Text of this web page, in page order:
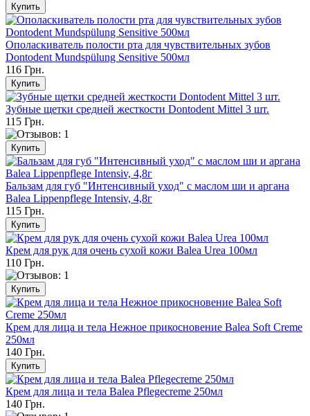
Ополаскиватель полости рта для чувствительных зубов
Dontodent Mundspülung Sensitive 500мл
116 Грн.
Зубные щетки средней жесткости Dontodent Mittel 3 шт.
115 Грн.
Бальзам для губ "Интенсивный уход" с маслом ши и аргана
Balea Lippenpflege Intensiv, 4,8г
115 Грн.
Крем для рук для очень сухой кожи Balea Urea 100мл
110 Грн.
Крем для лица и тела Нежное прикосновение Balea Soft Сreme
250мл
140 Грн.
Крем для лица и тела Balea Pflegecreme 250мл
140 Грн.